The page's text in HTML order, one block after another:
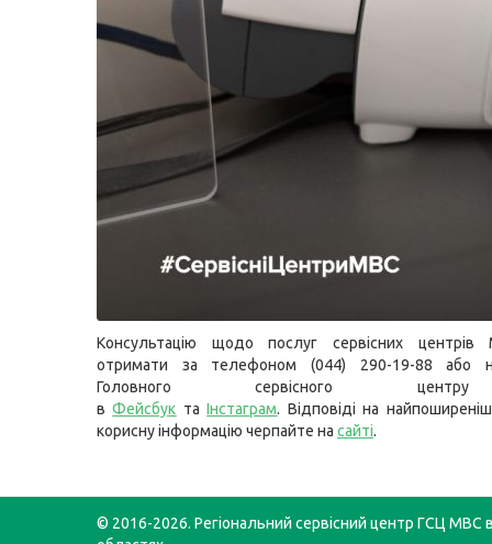
Консультацію щодо послуг сервісних
отримати за телефоном (044) 290-19-88 або
Головного сервісного
вФейсбук таІнстаграм. Відповіді на
корисну інформацію черпайте на сайті.
© 2016-2026. Регіональний сервісний центр ГСЦ МВС